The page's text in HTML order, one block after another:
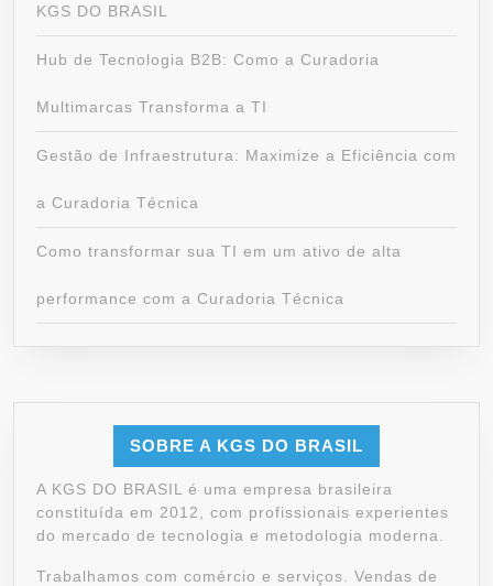
KGS DO BRASIL
Hub de Tecnologia B2B: Como a Curadoria
Multimarcas Transforma a TI
Gestão de Infraestrutura: Maximize a Eficiência com
a Curadoria Técnica
Como transformar sua TI em um ativo de alta
performance com a Curadoria Técnica
SOBRE A KGS DO BRASIL
A KGS DO BRASIL é uma empresa brasileira
constituída em 2012, com profissionais experientes
do mercado de tecnologia e metodologia moderna.
Trabalhamos com comércio e serviços. Vendas de